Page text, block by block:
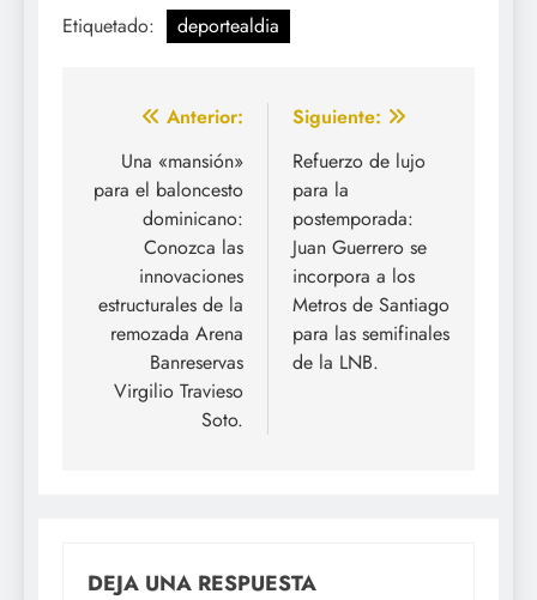
Etiquetado: deportealdia
Navegación
entradas
Anterior:
Una «mansión»
para el baloncesto
dominicano:
Conozca las
innovaciones
estructurales de la
remozada Arena
Banreservas
Virgilio Travieso
Soto.
Siguiente:
Refuerzo de lujo
para la
postemporada:
Juan Guerrero se
incorpora a los
Metros de Santiago
para las semifinales
de la LNB.
DEJA UNA RESPUESTA